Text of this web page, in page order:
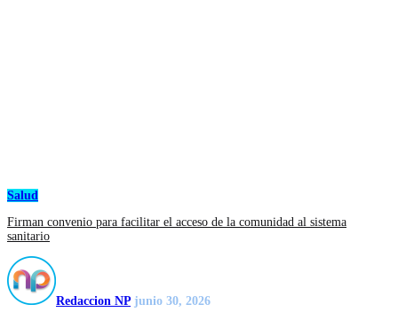
Salud
Firman convenio para facilitar el acceso de la comunidad al sistema
sanitario
Redaccion NP junio 30, 2026